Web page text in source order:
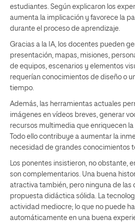
estudiantes. Según explicaron los
aumenta la implicación y favorece la
durante el proceso de aprendizaje.
Gracias a la IA, los docentes pueden
presentación, mapas, misiones,
de equipos, escenarios y elementos
requerían conocimientos de diseño o
tiempo.
Además, las herramientas actuales
imágenes en vídeos breves, generar
recursos multimedia que enriquecen la
Todo ello contribuye a aumentar la
necesidad de grandes conocimientos
Los ponentes insistieron, no obstante,
son complementarios. Una buena
atractiva también, pero ninguna de las
propuesta didáctica sólida. La
actividad mediocre; lo que no puede
automáticamente en una buena